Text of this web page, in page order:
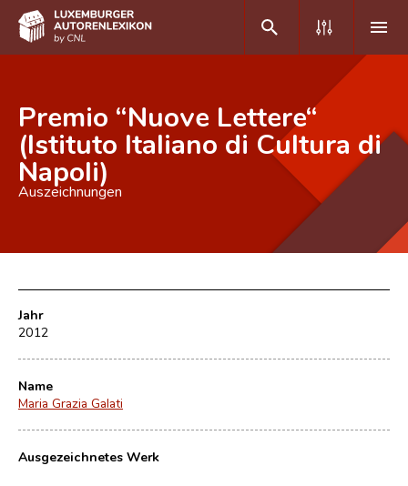
DE FR
Home
Autor(inn)en A-Z
CNL
Forschungsgruppe
Kontakt
Premio “Nuove Lettere“
(Istituto Italiano di Cultura di
Napoli)
Auszeichnungen
Jahr
2012
Name
Maria Grazia Galati
Ausgezeichnetes Werk